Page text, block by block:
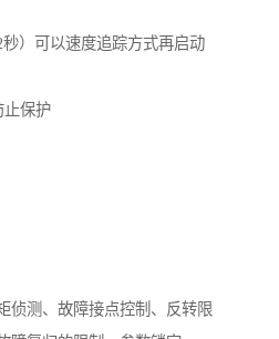
）可以速度追踪方式再启动
止保护
侦测、故障接点控制、反转限